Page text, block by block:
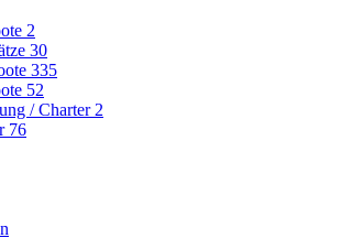
2
30
335
52
/ Charter 2
76